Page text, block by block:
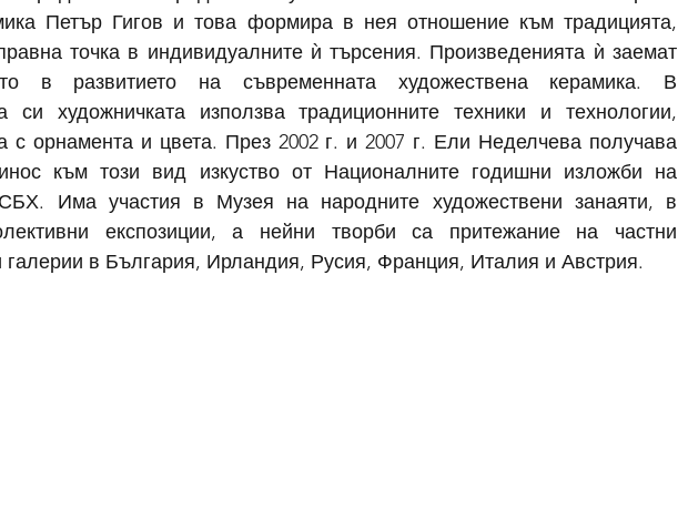
Петър Гигов и това формира в нея отношение към традицията,
точка в индивидуалните ѝ търсения. Произведенията ѝ заемат
в развитието на съвременната художествена керамика. В
си художничката използва традиционните техники и технологии,
с орнамента и цвета. През 2002 г. и 2007 г. Ели Неделчева получава
към този вид изкуство от Националните годишни изложби на
Има участия в Музея на народните художествени занаяти, в
експозиции, а нейни творби са притежание на частни
галерии в България, Ирландия, Русия, Франция, Италия и Австрия.